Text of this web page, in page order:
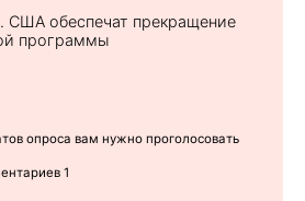
США обеспечат прекращение
программы
опроса вам нужно проголосовать
1